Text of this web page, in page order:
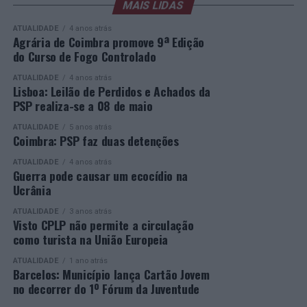
sociedade civil e empresas. Segue-se, à noite, a Gala de
Entrega dos Prémios, durante a qual serão anunciados
os vencedores de cada categoria, estando prevista a
presença de mais de 500 participantes.
Mais informações em:
https://awards.innovationinpolitics.eu/
respostas educativas capazes de dar uma segunda
oportunidade a quem pretende concluir o ensino
secundário e reforçar as suas competências pessoais e
profissionais.
Durante a cerimónia foi ainda reconhecido o trabalho
desenvolvido por toda a equipa de formadores e
para o sucesso desta edição do Curso EFA.
A Escola de Tecnologia e Gestão de Barcelos continua a
afirmar-se como uma referência na formação
profissional e na qualificação de adultos, contribuindo
para o desenvolvimento de competências, o aumento da
empregabilidade e a valorização do capital humano do
concelho e da região.
A Empresa Municipal de Educação e Cultura de Barcelos
felicita todos os diplomados por esta importante
MAIS LIDAS
ATUALIDADE 4 anos atrás
Agrária de Coimbra promove 9ª Edição
do Curso de Fogo Controlado
ATUALIDADE 4 anos atrás
Lisboa: Leilão de Perdidos e Achados da
PSP realiza-se a 08 de maio
ATUALIDADE 5 anos atrás
Coimbra: PSP faz duas detenções
ATUALIDADE 4 anos atrás
Guerra pode causar um ecocídio na
Ucrânia
ATUALIDADE 3 anos atrás
Visto CPLP não permite a circulação
como turista na União Europeia
ATUALIDADE 1 ano atrás
Barcelos: Município lança Cartão Jovem
no decorrer do 1º Fórum da Juventude